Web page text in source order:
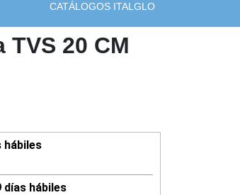
CATÁLOGOS ITALGLO
20 CM
hábiles
días hábiles